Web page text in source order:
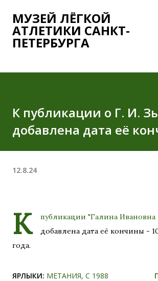
К основному контенту
МУЗЕЙ ЛЁГКОЙ
АТЛЕТИКИ САНКТ-
ПЕТЕРБУРГА
К публикации о Г. И.
добавлена дата её
12.8.24
К публикации "Галина
добавлена дата её кончины - 10
года.
ЯРЛЫКИ: МЕТАНИЯ С 1988